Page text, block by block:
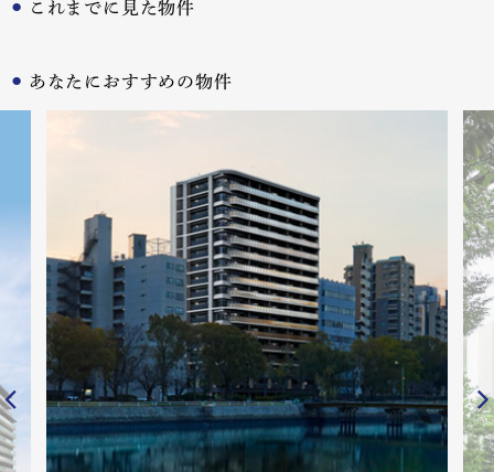
これまでに見た物件
あなたにおすすめの物件